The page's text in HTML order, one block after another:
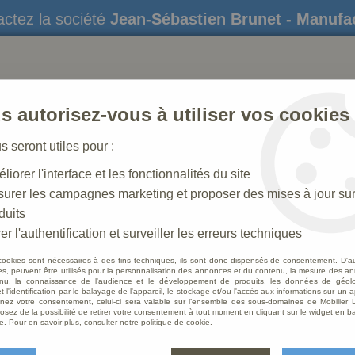
la société Jean-Sébastien Brunet -
STATUES CRÈCHES DE NOËL
>Statue Sainte Caroline Polychrome
autorisez-vous à utiliser vos cookies
seront utiles pour :
l'interface et les fonctionnalités du site
les campagnes marketing et proposer des mises à jour
l'authentification et surveiller les erreurs techniques
sont nécessaires à des fins techniques, ils sont donc dispensés de consentement.
peuvent être utilisés pour la personnalisation des annonces et du contenu, la mesure des
la connaissance de l'audience et le développement de produits, les données de
l'identification par le balayage de l'appareil, le stockage et/ou l'accès aux informations sur un
votre consentement, celui-ci sera valable sur l’ensemble des sous-domaines de Mobilier
de la possibilité de retirer votre consentement à tout moment en cliquant sur le widget en
Pour en savoir plus, consulter notre politique de cookie.